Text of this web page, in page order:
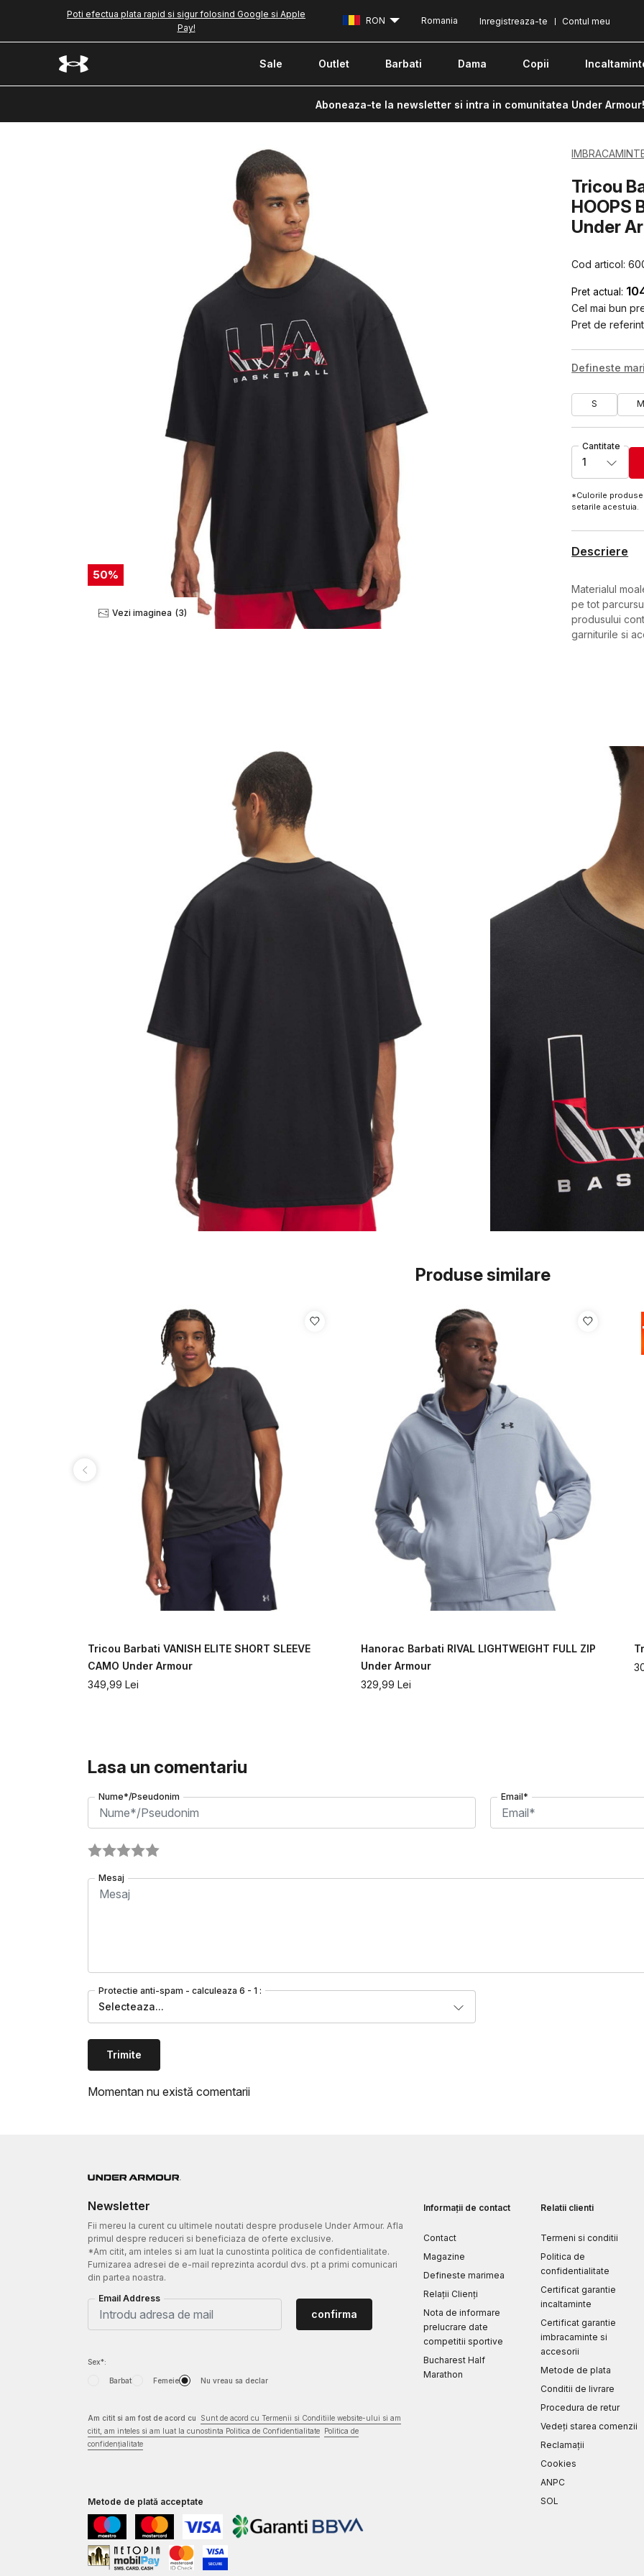
Poti efectua plata rapid si sigur folosind Google si Apple
Pay!
Contul meu
Inregistreaza-te
RON Romania
Sale Outlet Barbati Dama Copii
Aboneaza-te la newsletter si intra in comunitatea Under Armour!
50%
Vezi imaginea (3)
Tricou
HOOPS
Under
Cod articol:
Pret actual:
Cel mai bun
Pret de
Defineste
S M
Cantitate
1
*Culorile
setarile acestuia.
Descriere
Materialul
pe tot
produsului
garniturile si
Produse similare
Tricou Barbati VANISH ELITE SHORT SLEEVE
CAMO Under Armour
349,99 Lei
Hanorac Barbati RIVAL LIGHTWEIGHT FULL ZIP
Under Armour
329,99 Lei
Lasa un comentariu
Nume*/Pseudonim Email*
Mesaj
Protectie anti-spam - calculeaza 6 - 1 :
Selecteaza...
Trimite
Momentan nu există comentarii
Newsletter
Fii mereu la curent cu ultimele noutati despre produsele Under Armour. Afla
primul despre reduceri si beneficiaza de oferte exclusive.
*Am citit, am inteles si am luat la cunostinta politica de confidentialitate.
Furnizarea adresei de e-mail reprezinta acordul dvs. pt a primi comunicari
din partea noastra.
Email Address
Sex*:
Barbat Femeie Nu vreau sa declar
confirma
Am citit si am fost de acord cu
Sunt de acord cu Termenii si Conditiile website-ului si am
citit, am inteles si am luat la cunostinta Politica de Confidentialitate
Politica de
confidențialitate
Metode de plată acceptate
Informații de contact
Contact
Magazine
Defineste marimea
Relații Clienți
Nota de informare
prelucrare date
competitii sportive
Bucharest Half
Marathon
Relatii clienti
Termeni si conditii
Politica de
confidentialitate
Certificat garantie
incaltaminte
Certificat garantie
imbracaminte si
accesorii
Metode de plata
Conditii de livrare
Procedura de retur
Vedeți starea comenzii
Reclamaţii
Cookies
ANPC
SOL